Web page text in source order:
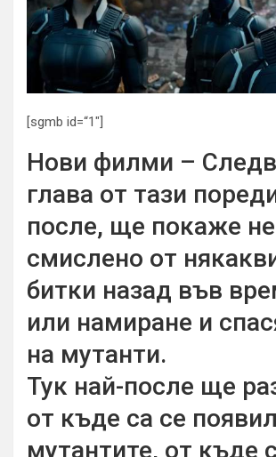
[sgmb id=“1″]
Нови филми –
глава от тази
после, ще покаже
смислено от
битки назад във
или намиране и
на мутанти.
Тук най-после ще
от къде са се
мутантите, от къде